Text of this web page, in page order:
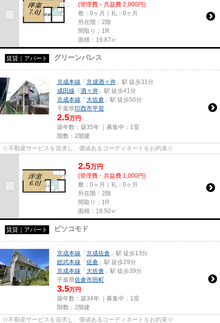
(管理費・共益費 2,000円)
敷：0ヶ月｜礼：0ヶ月
所在階：2階
間取り：1R
面積：19.87㎡
賃貸｜アパート グリーンパレス
京成本線 「京成酒々井 」駅 徒歩31分
成田線 「酒々井 」駅 徒歩41分
京成本線 「大佐倉 」駅 徒歩50分
千葉県印西市平賀
2.5万円
築年数：築35年 ｜募集中： 1室
階数：2階建
☆不動産サービスを追求し、価値あるコーディネートをお約束☆
2.5万円
(管理費・共益費 1,000円)
敷：0ヶ月｜礼：0ヶ月
所在階：2階
間取り：1R
面積：18.50㎡
賃貸｜アパート ピソコモド
京成本線 「京成佐倉 」駅 徒歩13分
総武本線 「佐倉 」駅 徒歩29分
京成本線 「大佐倉 」駅 徒歩39分
千葉県佐倉市田町
3.5万円
築年数：築34年 ｜募集中： 1室
階数：2階建
☆不動産サービスを追求し、価値あるコーディネートをお約束☆